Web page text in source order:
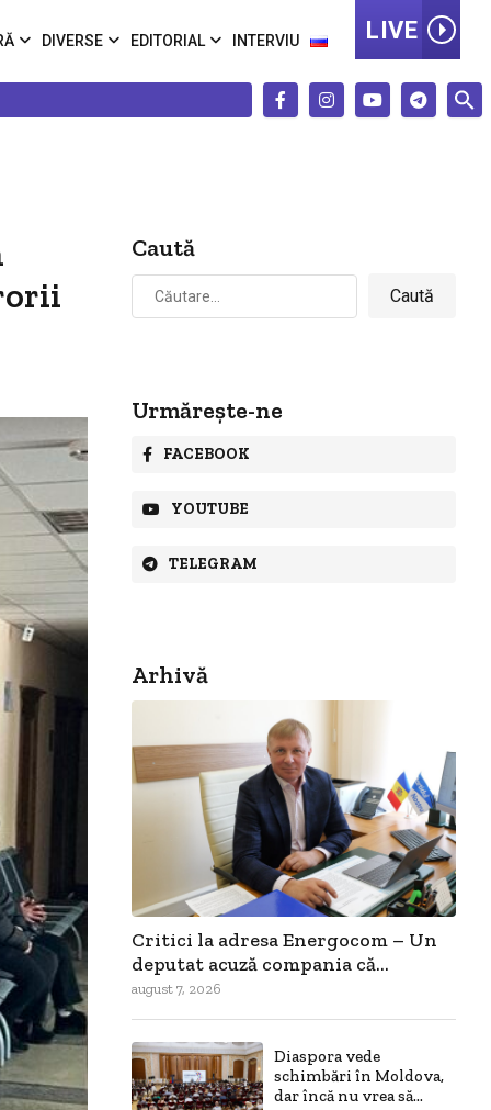
DIVERSE EDITORIAL INTERVIU LIVE
Caută
Caută
după:
Urmărește-ne
FACEBOOK
YOUTUBE
TELEGRAM
Arhivă
Critici la adresa Energocom – Un
deputat acuză compania că...
august 7, 2026
Diaspora vede
schimbări în Moldova,
dar încă nu vrea să...